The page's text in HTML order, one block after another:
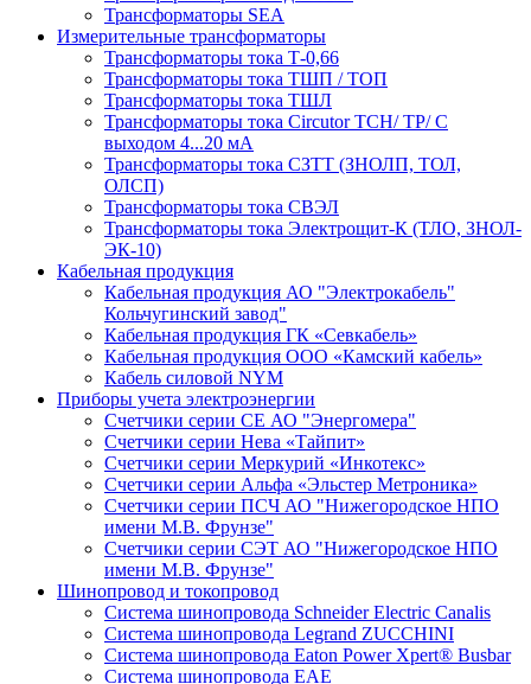
Трансформаторы SEA
Измерительные трансформаторы
Трансформаторы тока Т-0,66
Трансформаторы тока ТШП / ТОП
Трансформаторы тока ТШЛ
Трансформаторы тока Circutor TCH/ TP/ С
выходом 4...20 мА
Трансформаторы тока СЗТТ (ЗНОЛП, ТОЛ,
ОЛСП)
Трансформаторы тока СВЭЛ
Трансформаторы тока Электрощит-К (ТЛО, ЗНОЛ-
ЭК-10)
Кабельная продукция
Кабельная продукция АО "Электрокабель"
Кольчугинский завод"
Кабельная продукция ГК «Севкабель»
Кабельная продукция ООО «Камский кабель»
Кабель силовой NYM
Приборы учета электроэнергии
Счетчики серии СЕ АО "Энергомера"
Счетчики серии Нева «Тайпит»
Счетчики серии Меркурий «Инкотекс»
Счетчики серии Альфа «Эльстер Метроника»
Счетчики серии ПСЧ АО "Нижегородское НПО
имени М.В. Фрунзе"
Счетчики серии СЭТ АО "Нижегородское НПО
имени М.В. Фрунзе"
Шинопровод и токопровод
Система шинопровода Schneider Electric Canalis
Система шинопровода Legrand ZUCCHINI
Система шинопровода Eaton Power Xpert® Busbar
Система шинопровода EAE